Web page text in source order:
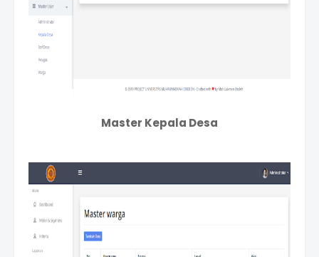
Master Kepala Desa